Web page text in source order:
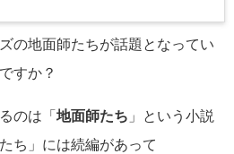
の地面師たちが話題となってい
すか？
のは「 地面師たち 」という小説
ち」には続編があって